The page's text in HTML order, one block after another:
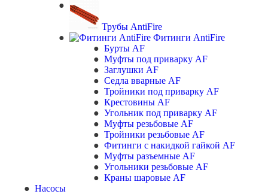
Трубы AntiFire
Фитинги AntiFire
Бурты AF
Муфты под приварку AF
Заглушки AF
Седла вварные AF
Тройники под приварку AF
Крестовины AF
Угольник под приварку AF
Муфты резьбовые AF
Тройники резьбовые AF
Фитинги с накидкой гайкой AF
Муфты разъемные AF
Угольники резьбовые AF
Краны шаровые AF
Насосы